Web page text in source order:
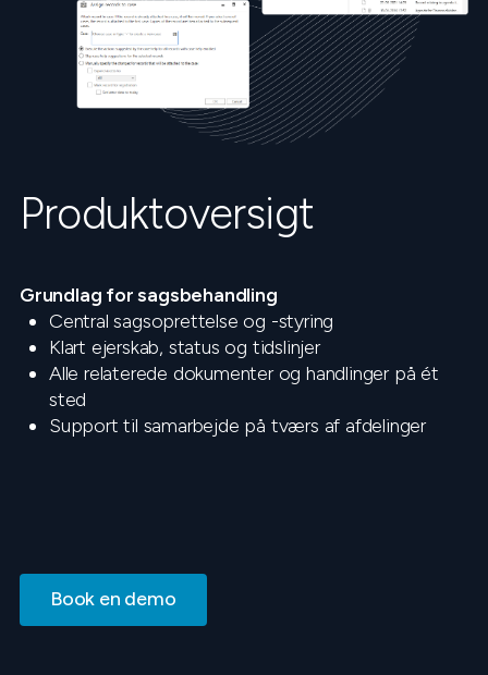
Produktoversigt
Grundlag for sagsbehandling
Central sagsoprettelse og -styring
Klart ejerskab, status og tidslinjer
Alle relaterede dokumenter og handlinger på ét
sted
Support til samarbejde på tværs af afdelinger
Book en demo